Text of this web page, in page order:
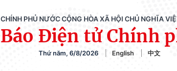
CHÍNH PHỦ NƯỚC CỘNG HÒA XÃ HỘI CHỦ NGHĨA
Báo Điện tử Chính
Thứ năm, 6/8/2026 English 中文